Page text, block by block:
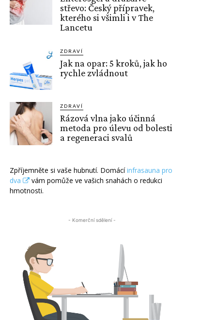
střevo: Český přípravek,
kterého si všimli i v The
Lancetu
ZDRAVÍ
Jak na opar: 5 kroků, jak ho
rychle zvládnout
ZDRAVÍ
Rázová vlna jako účinná
metoda pro úlevu od bolesti
a regeneraci svalů
Zpříjemněte si vaše hubnutí. Domácíinfrasauna pro
dva
vám pomůže ve vašich snahách o redukci
hmotnosti.
- Komerční sdělení -